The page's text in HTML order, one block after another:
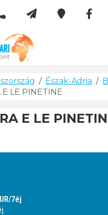
& Vári
Észak-Adria
LE PINETINE
E LE
7éj